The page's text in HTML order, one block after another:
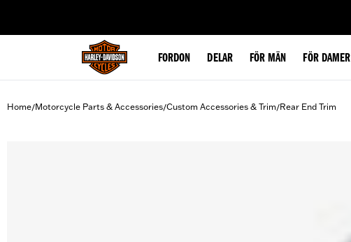
FORDON DELAR FÖR MÄN FÖR DAMER
Home/Motorcycle Parts & Accessories/Custom Accessories & Trim/Rear End Trim